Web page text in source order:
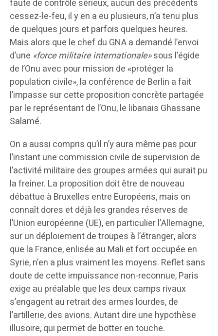
faute de contrôle sérieux, aucun des précédents
cessez-le-feu, il y en a eu plusieurs, n’a tenu plus
de quelques jours et parfois quelques heures.
Mais alors que le chef du GNA a demandé l’envoi
d’une «force militaire internationale»sous l’égide
de l’Onu avec pour mission de «protéger la
population civile», la conférence de Berlin a fait
l’impasse sur cette proposition concrète partagée
par le représentant de l’Onu, le libanais Ghassane
Salamé.
On a aussi compris qu’il n’y aura même pas pour
l’instant une commission civile de supervision de
l’activité militaire des groupes armées qui aurait pu
la freiner. La proposition doit être de nouveau
débattue à Bruxelles entre Européens, mais on
connaît dores et déjà les grandes réserves de
l’Union européenne (UE), en particulier l’Allemagne,
sur un déploiement de troupes à l’étranger, alors
que la France, enlisée au Mali et fort occupée en
Syrie, n’en a plus vraiment les moyens. Reflet sans
doute de cette impuissance non-reconnue, Paris
exige au préalable que les deux camps rivaux
s’engagent au retrait des armes lourdes, de
l’artillerie, des avions. Autant dire une hypothèse
illusoire, qui permet de botter en touche.